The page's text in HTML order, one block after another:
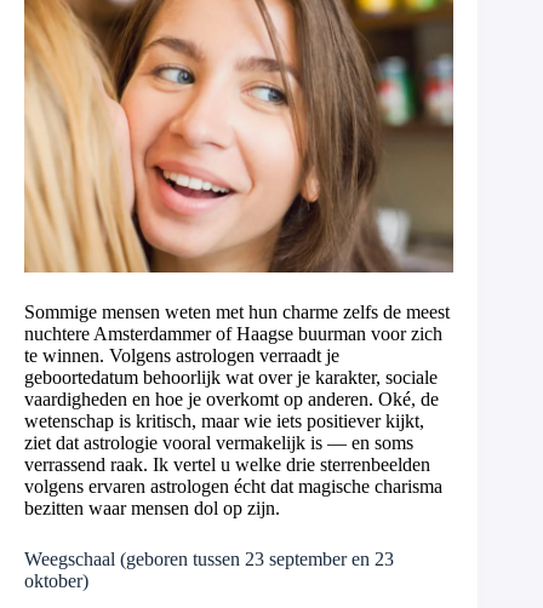
Sommige mensen weten met hun charme zelfs de meest
nuchtere Amsterdammer of Haagse buurman voor zich
te winnen. Volgens astrologen verraadt je
geboortedatum behoorlijk wat over je karakter, sociale
vaardigheden en hoe je overkomt op anderen. Oké, de
wetenschap is kritisch, maar wie iets positiever kijkt,
ziet dat astrologie vooral vermakelijk is — en soms
verrassend raak. Ik vertel u welke drie sterrenbeelden
volgens ervaren astrologen écht dat magische charisma
bezitten waar mensen dol op zijn.
Weegschaal (geboren tussen 23 september en 23
oktober)